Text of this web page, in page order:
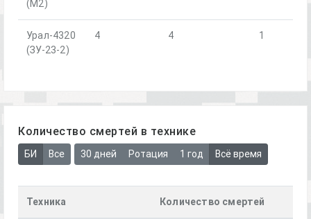
(М2)
Урал-4320
(ЗУ-23-2)
4 4 1
Количество смертей в технике
БИ Все 30 дней Ротация 1 год Всё время
Техника Количество смертей